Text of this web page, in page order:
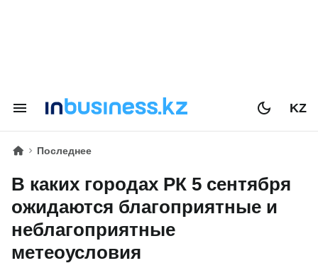
KZ
Последнее
В каких городах РК 5 сентября
ожидаются благоприятные и
неблагоприятные
метеоусловия